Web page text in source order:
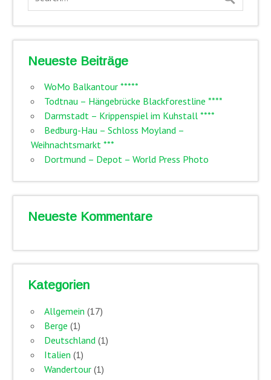
Neueste Beiträge
WoMo Balkantour *****
Todtnau – Hängebrücke Blackforestline ****
Darmstadt – Krippenspiel im Kuhstall ****
Bedburg-Hau – Schloss Moyland –
Weihnachtsmarkt ***
Dortmund – Depot – World Press Photo
Neueste Kommentare
Kategorien
Allgemein (17)
Berge (1)
Deutschland (1)
Italien (1)
Wandertour(1)